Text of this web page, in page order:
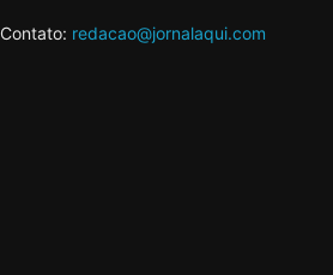
Contato: redacao@jornalaqui.com